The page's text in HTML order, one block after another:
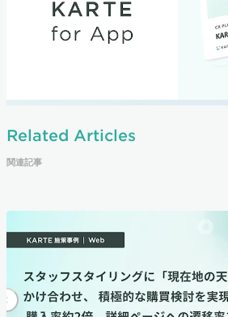
Related Articles
関連記事